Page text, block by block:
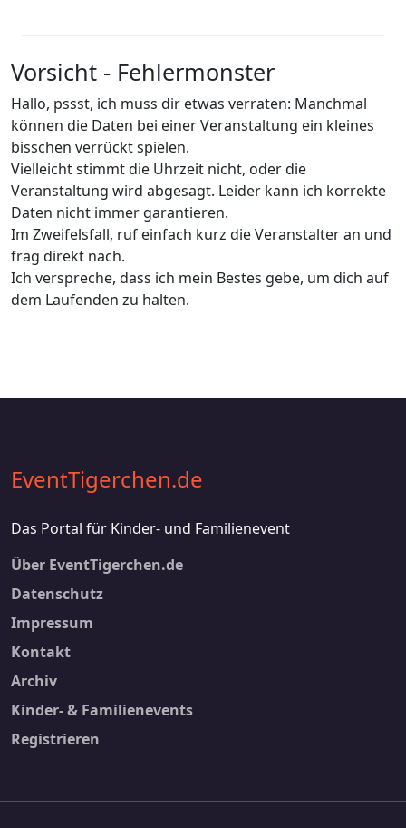
Vorsicht - Fehlermonster
Hallo, pssst, ich muss dir etwas verraten: Manchmal
können die Daten bei einer Veranstaltung ein kleines
bisschen verrückt spielen.
Vielleicht stimmt die Uhrzeit nicht, oder die
Veranstaltung wird abgesagt. Leider kann ich korrekte
Daten nicht immer garantieren.
Im Zweifelsfall, ruf einfach kurz die Veranstalter an und
frag direkt nach.
Ich verspreche, dass ich mein Bestes gebe, um dich auf
dem Laufenden zu halten.
EventTigerchen.de
Das Portal für Kinder- und Familienevent
Footer 2
Über EventTigerchen.de
Datenschutz
Impressum
Kontakt
Footer 3
Archiv
Kinder- & Familienevents
Registrieren